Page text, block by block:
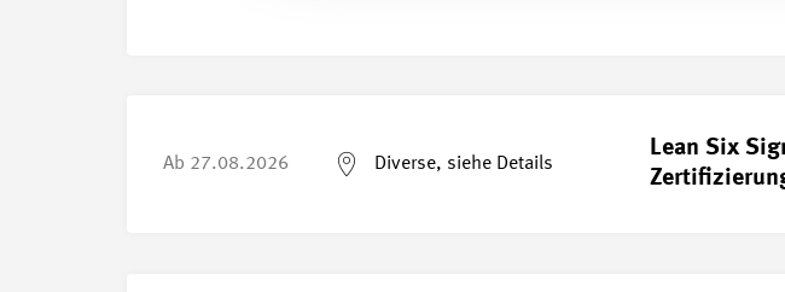
Ab 27.08.2026 Diverse, siehe Details
Lean Six